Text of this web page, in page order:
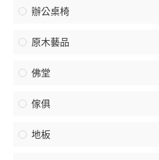
辦公桌椅
原木藝品
佛堂
傢俱
地板